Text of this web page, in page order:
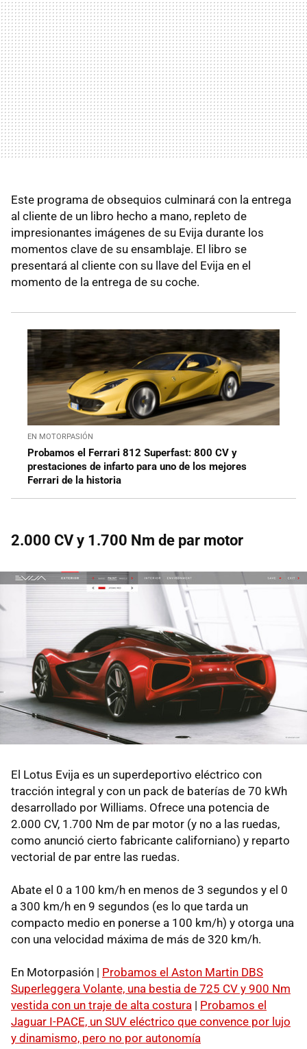
Este programa de obsequios culminará con la entrega
al cliente de un libro hecho a mano, repleto de
impresionantes imágenes de su Evija durante los
momentos clave de su ensamblaje. El libro se
presentará al cliente con su llave del Evija en el
momento de la entrega de su coche.
EN MOTORPASIÓN
Probamos el Ferrari 812 Superfast: 800 CV y
prestaciones de infarto para uno de los mejores
Ferrari de la historia
2.000 CV y 1.700 Nm de par motor
El Lotus Evija es un superdeportivo eléctrico con
tracción integral y con un pack de baterías de 70 kWh
desarrollado por Williams. Ofrece una potencia de
2.000 CV, 1.700 Nm de par motor (y no a las ruedas,
como anunció cierto fabricante californiano) y reparto
vectorial de par entre las ruedas.
Abate el 0 a 100 km/h en menos de 3 segundos y el 0
a 300 km/h en 9 segundos (es lo que tarda un
compacto medio en ponerse a 100 km/h) y otorga una
con una velocidad máxima de más de 320 km/h.
En Motorpasión | Probamos el Aston Martin DBS
Superleggera Volante, una bestia de 725 CV y 900 Nm
vestida con un traje de alta costura | Probamos el
Jaguar I-PACE, un SUV eléctrico que convence por lujo
y dinamismo, pero no por autonomía